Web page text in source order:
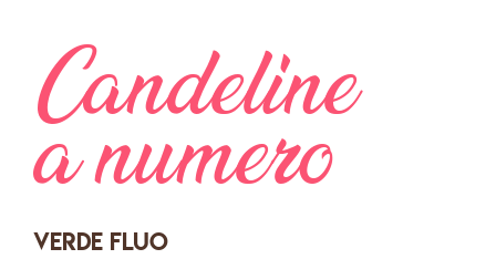
Candeline
a numero
Verde fluo